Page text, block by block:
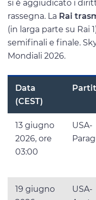
si è aggiudicato i
rassegna. La Rai
(in larga parte su Rai
semifinali e finale.
Mondiali 2026.
Data
(CEST)
13 giugno
2026, ore
03:00
USA-
19 giugno
USA-